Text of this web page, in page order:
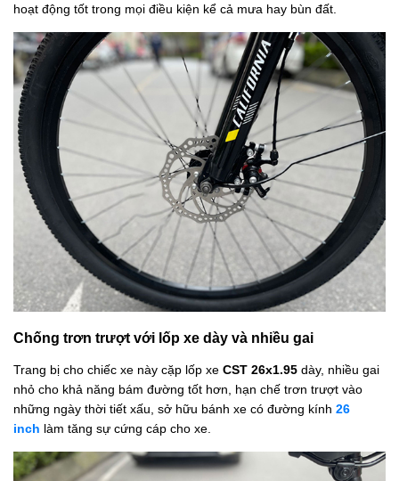
hoạt động tốt trong mọi điều kiện kể cả mưa hay bùn đất.
Chống trơn trượt với lốp xe dày và nhiều gai
Trang bị cho chiếc xe này cặp lốp xe CST 26x1.95 dày, nhiều gai
nhỏ cho khả năng bám đường tốt hơn, hạn chế trơn trượt vào
những ngày thời tiết xấu, sở hữu bánh xe có đường kính 26
inch làm tăng sự cứng cáp cho xe.